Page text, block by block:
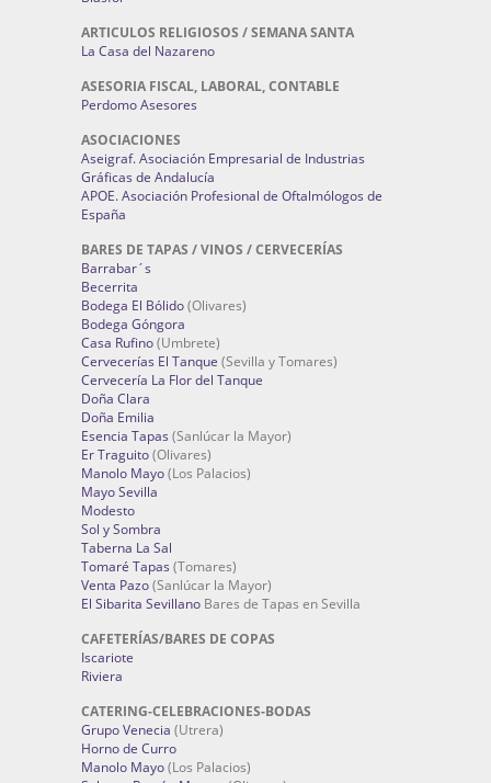
ARTICULOS RELIGIOSOS / SEMANA SANTA
La Casa del Nazareno
ASESORIA FISCAL, LABORAL, CONTABLE
Perdomo Asesores
ASOCIACIONES
Aseigraf. Asociación Empresarial de Industrias
Gráficas de Andalucía
APOE. Asociación Profesional de Oftalmólogos de
España
BARES DE TAPAS / VINOS / CERVECERÍAS
Barrabar´s
Becerrita
Bodega El Bólido(Olivares)
Bodega Góngora
Casa Rufino(Umbrete)
Cervecerías El Tanque (Sevilla y Tomares)
Cervecería La Flor del Tanque
Doña Clara
Doña Emilia
Esencia Tapas (Sanlúcar la Mayor)
Er Traguito(Olivares)
Manolo Mayo(Los Palacios)
Mayo Sevilla
Modesto
Sol y Sombra
Taberna La Sal
Tomaré Tapas (Tomares)
Venta Pazo(Sanlúcar la Mayor)
El Sibarita Sevillano Bares de Tapas en Sevilla
CAFETERÍAS/BARES DE COPAS
Iscariote
Riviera
CATERING-CELEBRACIONES-BODAS
Grupo Venecia (Utrera)
Horno de Curro
Manolo Mayo(Los Palacios)